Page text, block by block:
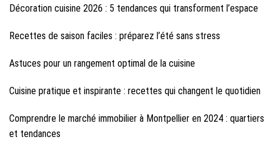
Décoration cuisine 2026 : 5 tendances qui transforment l’espace
Recettes de saison faciles : préparez l’été sans stress
Astuces pour un rangement optimal de la cuisine
Cuisine pratique et inspirante : recettes qui changent le quotidien
Comprendre le marché immobilier à Montpellier en 2024 : quartiers
et tendances